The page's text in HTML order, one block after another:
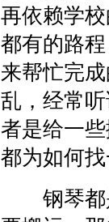
再依赖学
都有的路
来帮忙完
乱，经常
者是给一
都为如何
钢琴都是